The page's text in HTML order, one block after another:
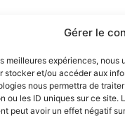
Gérer le
meilleures expériences,
stocker et/ou accéder aux
nous permettra de
ou les ID uniques sur ce site.
peut avoir un effet négatif